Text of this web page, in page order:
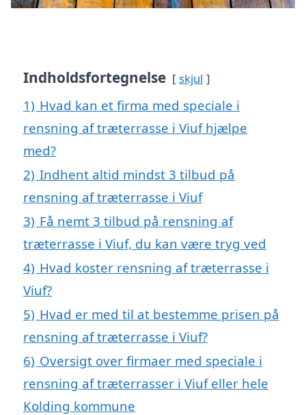
Indholdsfortegnelse skjul
1) Hvad kan et firma med speciale i
rensning af træterrasse i Viuf hjælpe
med?
2) Indhent altid mindst 3 tilbud på
rensning af træterrasse i Viuf
3) Få nemt 3 tilbud på rensning af
træterrasse i Viuf, du kan være tryg ved
4) Hvad koster rensning af træterrasse i
Viuf?
5) Hvad er med til at bestemme prisen på
rensning af træterrasse i Viuf?
6) Oversigt over firmaer med speciale i
rensning af træterrasser i Viuf eller hele
Kolding kommune